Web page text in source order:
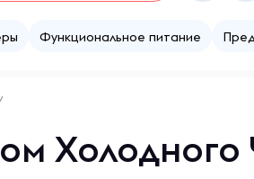
Функциональное питание
Холодного